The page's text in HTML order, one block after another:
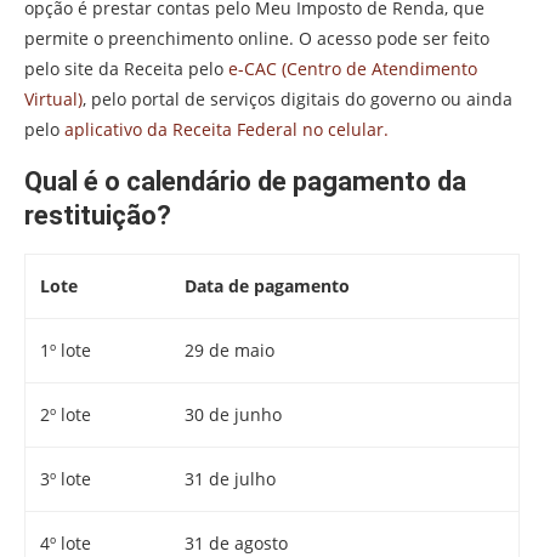
opção é prestar contas pelo Meu Imposto de Renda, que
permite o preenchimento online. O acesso pode ser feito
pelo site da Receita pelo e-CAC (Centro de Atendimento
Virtual), pelo portal de serviços digitais do governo ou ainda
pelo aplicativo da Receita Federal no celular.
Qual é o calendário de pagamento da
restituição?
Lote Data de pagamento
1º lote 29 de maio
2º lote 30 de junho
3º lote 31 de julho
4º lote 31 de agosto